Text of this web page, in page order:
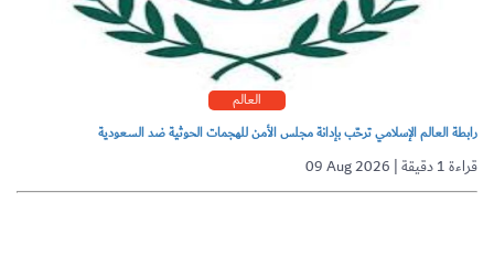
العالم
رابطة العالم الإسلامي ترحّب بإدانة مجلس الأمن للهجمات الحوثية ضد السعودية
09 Aug 2026 | قراءة 1 دقيقة